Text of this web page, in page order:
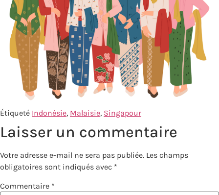
Étiqueté Indonésie, Malaisie, Singapour
Laisser un commentaire
Votre adresse e-mail ne sera pas publiée. Les champs
obligatoires sont indiqués avec *
Commentaire *